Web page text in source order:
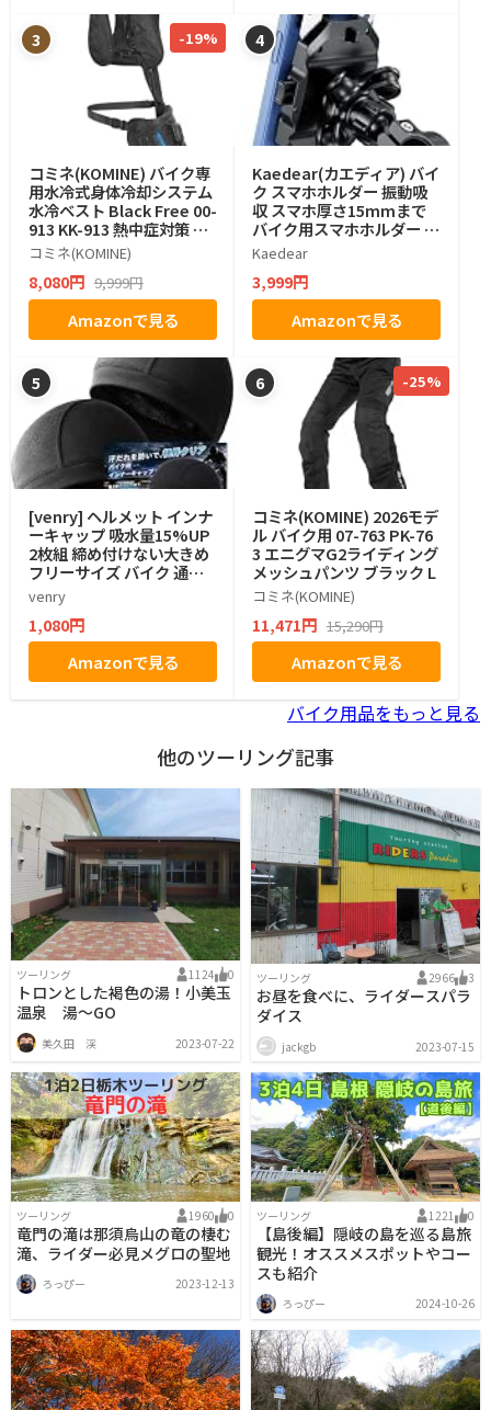
3 -19%
コミネ(KOMINE) バイク専
用水冷式身体冷却システム
水冷ベスト Black Free 00-
913 KK-913 熱中症対策 冷
却グッズ 暑さ対策
コミネ(KOMINE)
8,080円 9,999円
Amazonで見る
4
Kaedear(カエディア) バイ
ク スマホホルダー 振動吸
収 スマホ厚さ15mmまで
バイク用スマホホルダー ハ
ンドル KDR-M11CPJ-BK
Kaedear
3,999円
Amazonで見る
5
[venry] ヘルメット インナ
ーキャップ 吸水量15%UP
2枚組 締め付けない大きめ
フリーサイズ バイク 通気
性
venry
1,080円
Amazonで見る
6 -25%
コミネ(KOMINE) 2026モデ
ル バイク用 07-763 PK-76
3 エニグマG2ライディング
メッシュパンツ ブラック L
コミネ(KOMINE)
11,471円 15,290円
Amazonで見る
バイク用品をもっと見る
他のツーリング記事
ツーリング 1124 0
トロンとした褐色の湯！小美玉
温泉 湯～GO
美久田 渓 2023-07-22
ツーリング 2966 3
お昼を食べに、ライダースパラ
ダイス
jackgb 2023-07-15
ツーリング 1960 0
竜門の滝は那須烏山の竜の棲む
滝、ライダー必見メグロの聖地
ろっぴー 2023-12-13
ツーリング 1221 0
【島後編】隠岐の島を巡る島旅
観光！オススメスポットやコー
スも紹介
ろっぴー 2024-10-26